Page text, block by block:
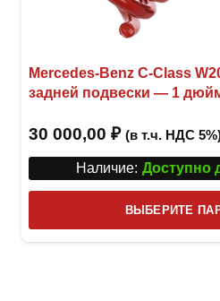
Mercedes-Benz C-Class
задней подвески — 1
30 000,00 ₽ (в т.ч. НДС
Наличие: Доступно
ВЫБЕРИТЕ